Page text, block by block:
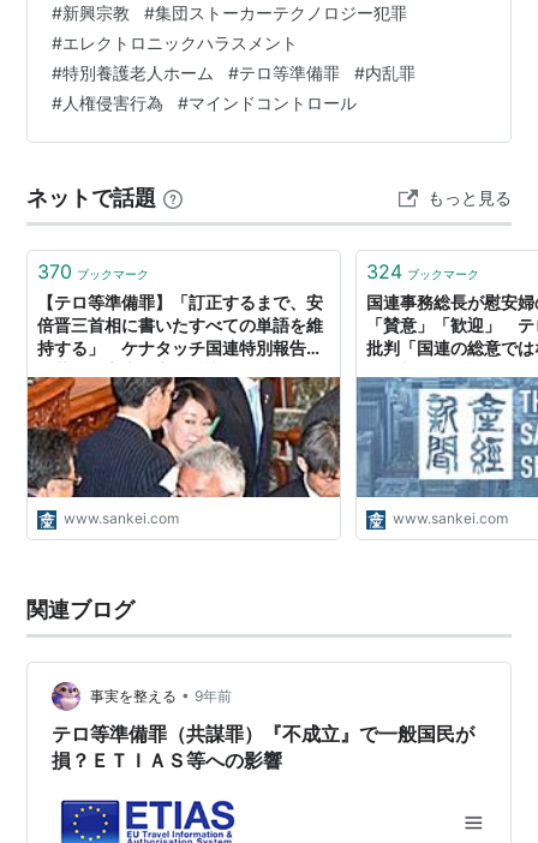
流行りの虐待」 「あっちが昭和感丸出しで緩いと、そこ
に漬け込んで軍事兵器で虐待し放題や」 などなど… 鳥居
を潜ってはいけないと公言する集団 この地域から生まれ
た政治家が 何処の政党かは想像がつくでしょう そのシス
テムは放送している彼ら集団のシステム 緩さ？に漬け込
#新興宗教 #集団ストーカーテクノロジー犯罪
#エレクトロニックハラスメント
#特別養護老人ホーム #テロ等準備罪 #内乱罪
#人権侵害行為 #マインドコントロール
ネットで話題 もっと見る
370 ブックマーク
【テロ等準備罪】「訂正するまで、安
倍晋三首相に書いたすべての単語を維
持する」 ケナタッチ国連特別報告者
（1/3ページ）
www.sankei.com
324 ブックマーク
国連事務総長が慰安
「賛意」「歓迎」
批判「国連の総意で
www.sankei.com
関連ブログ
事実を整える • 9年前
テロ等準備罪（共謀罪）『不成立』で一般国民が
損？ＥＴＩＡＳ等への影響